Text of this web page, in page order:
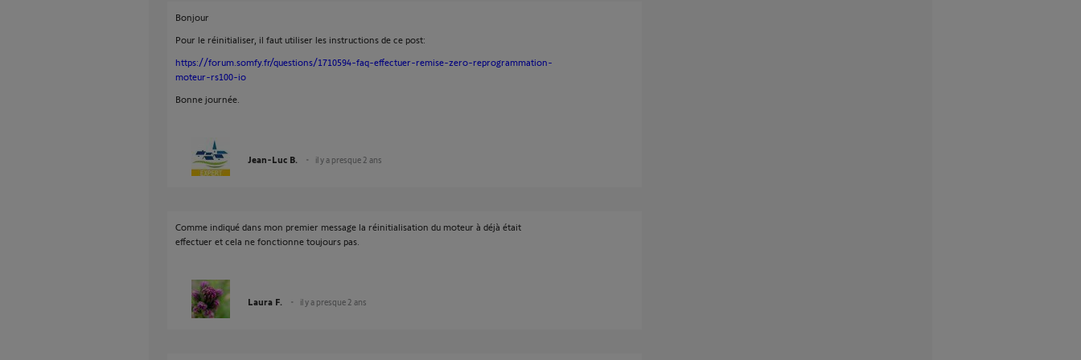
Bonjour
Pour le réinitialiser, il faut utiliser les instructions de ce post:
https://forum.somfy.fr/questions/1710594-faq-effectuer-remise-zero-reprogrammation-
moteur-rs100-io
Bonne journée.
Jean-Luc B. il y a presque 2 ans
Comme indiqué dans mon premier message la réinitialisation du moteur à déjà était
effectuer et cela ne fonctionne toujours pas.
Laura F. il y a presque 2 ans